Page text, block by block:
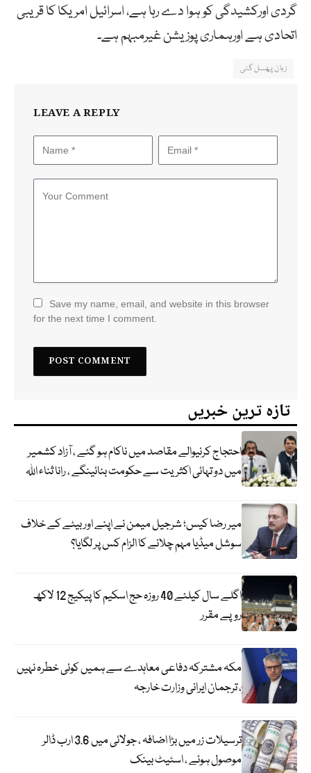
گردی اورکشیدگی کو ہوا دے رہا ہے، اسرائیل امریکا کا قریبی
اتحادی ہے اورہماری پوزیشن غیرمبہم ہے۔
زبان پھسل گئی
LEAVE A REPLY
Save my name, email, and website in this browser
for the next time I comment.
تازہ ترین خبریں
احتجاج کرنیوالے مقاصد میں ناکام ہو گئے ، آزاد کشمیر
میں دو تہائی اکثریت سے حکومت بنائینگے ، رانا ثناء اللہ
میر رضا کیس؛ شرجیل میمن نے اپنے اور بیٹے کے خلاف
سوشل میڈیا مہم چلانے کا الزام کس پر لگایا؟
اگلے سال کیلئے 40 روزہ حج اسکیم کا پیکیج 12 لاکھ
روپے مقرر
مکہ مشترکہ دفاعی معاہدے سے ہمیں کوئی خطرہ نہیں
، ترجمان ایرانی وزارت خارجہ
ترسیلات زر میں بڑا اضافہ ، جولائی میں 3.6 ارب ڈالر
موصول ہوئے ، اسٹیٹ بینک